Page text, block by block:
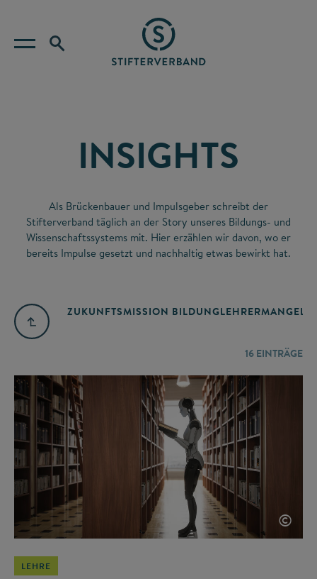
INSIGHTS
Als Brückenbauer und Impulsgeber schreibt der
Stifterverband täglich an der Story unseres Bildungs- und
Wissenschaftssystems mit. Hier erzählen wir davon, wo er
bereits Impulse gesetzt und nachhaltig etwas bewirkt hat.
ZUKUNFTSMISSION BILDUNGLEHRERMANGEL
16 EINTRÄGE
©
LEHRE